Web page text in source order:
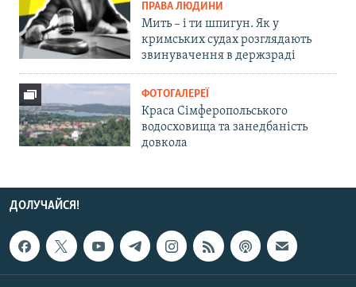
ПРАВА ЛЮДИНИ
Мить – і ти шпигун. Як у
кримських судах розглядають
звинувачення в держзраді
ФОТОГАЛЕРЕЇ
Краса Сімферопольського
водосховища та занедбаність
довкола
ДОЛУЧАЙСЯ!